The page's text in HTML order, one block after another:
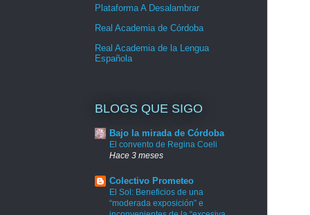
Plataforma A Desalambrar
Real Academia de Córdoba
Real Academia de la Lengua
Española
BLOGS QUE SIGO
Bajo la mirada de Córdoba
El convento de Regina Coeli
Hace 3 meses
Colectivo Prometeo
El Sol: Beneficios de una
“moderada exposición” e